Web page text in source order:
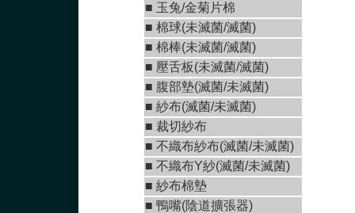
■ 玉兔/金菊片棉
■ 棉球(未滅菌/滅菌)
■ 棉棒(未滅菌/滅菌)
■ 壓舌板(未滅菌/滅菌)
■ 腹部墊(滅菌/未滅菌)
■ 紗布(滅菌/未滅菌)
■ 裁切紗布
■ 不織布紗布(滅菌/未滅菌)
■ 不織布Y紗(滅菌/未滅菌)
■ 紗布棉墊
■ 鴨嘴(陰道擴張器)